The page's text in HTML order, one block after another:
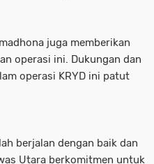
juga memberikan
operasi ini. Dukungan dan
operasi KRYD ini patut
berjalan dengan baik dan
Utara berkomitmen untuk